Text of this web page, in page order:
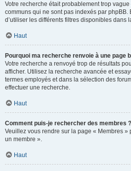
Votre recherche était probablement trop
communs qui ne sont pas indexés par phpBB.
d’utiliser les différents filtres disponibles dans
Haut
Pourquoi ma recherche renvoie à une page
Votre recherche a renvoyé trop de résultats
afficher. Utilisez la recherche avancée et
termes employés et dans la sélection des
effectuer une recherche.
Haut
Comment puis-je rechercher des membres ?
Veuillez vous rendre sur la page « Membres
un membre ».
Haut